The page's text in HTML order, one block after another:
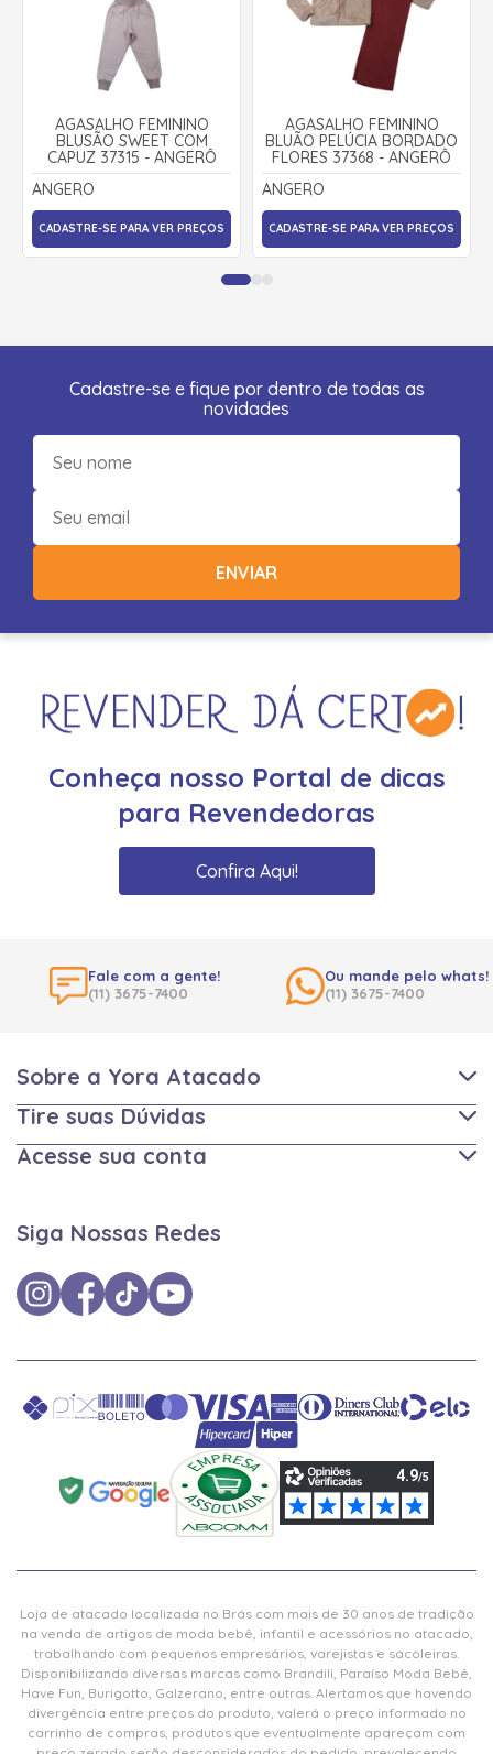
AGASALHO FEMININO
BLUSÃO SWEET COM
CAPUZ 37315 - ANGERÔ
ANGERO
CADASTRE-SE PARA VER PREÇOS
AGASALHO FEMININO
BLUÃO PELÚCIA BORDADO
FLORES 37368 - ANGERÔ
ANGERO
CADASTRE-SE PARA VER PREÇOS
Cadastre-se e fique por dentro de todas as
novidades
ENVIAR
Conheça nosso Portal de dicas
para Revendedoras
Confira Aqui!
Fale com a gente!
(11) 3675-7400
Ou mande pelo whats!
(11) 3675-7400
Sobre a Yora Atacado
Tire suas Dúvidas
Acesse sua conta
Siga Nossas Redes
Loja de atacado localizada no Brás com mais de 30 anos de tradição
na venda de artigos de moda bebê, infantil e acessórios no atacado,
trabalhando com pequenos empresários, varejistas e sacoleiras.
Disponibilizando diversas marcas como Brandili, Paraíso Moda Bebê,
Have Fun, Burigotto, Galzerano, entre outras. Alertamos que havendo
divergência entre preços do produto, valerá o preço informado no
carrinho de compras, produtos que eventualmente apareçam com